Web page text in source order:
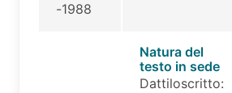
-1988
Natura del
testo in sede
Dattiloscritto: